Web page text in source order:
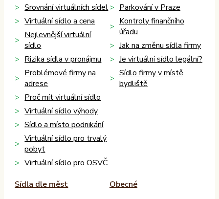
Srovnání virtuálních sídel
Virtuální sídlo a cena
Nejlevnější virtuální
sídlo
Rizika sídla v pronájmu
Problémové firmy na
adrese
Proč mít virtuální sídlo
Virtuální sídlo výhody
Sídlo a místo podnikání
Virtuální sídlo pro trvalý
pobyt
Virtuální sídlo pro OSVČ
Parkování v Praze
Kontroly finančního
úřadu
Jak na změnu sídla firmy
Je virtuální sídlo legální?
Sídlo firmy v místě
bydliště
Sídla dle měst
Obecné